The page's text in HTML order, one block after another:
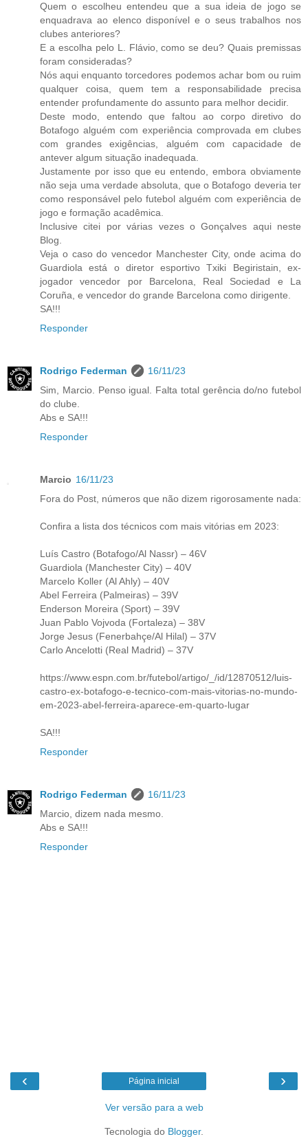
Quem o escolheu entendeu que a sua ideia de jogo se
enquadrava ao elenco disponível e o seus trabalhos nos
clubes anteriores?
E a escolha pelo L. Flávio, como se deu? Quais premissas
foram consideradas?
Nós aqui enquanto torcedores podemos achar bom ou ruim
qualquer coisa, quem tem a responsabilidade precisa
entender profundamente do assunto para melhor decidir.
Deste modo, entendo que faltou ao corpo diretivo do
Botafogo alguém com experiência comprovada em clubes
com grandes exigências, alguém com capacidade de
antever algum situação inadequada.
Justamente por isso que eu entendo, embora obviamente
não seja uma verdade absoluta, que o Botafogo deveria ter
como responsável pelo futebol alguém com experiência de
jogo e formação acadêmica.
Inclusive citei por várias vezes o Gonçalves aqui neste
Blog.
Veja o caso do vencedor Manchester City, onde acima do
Guardiola está o diretor esportivo Txiki Begiristain, ex-
jogador vencedor por Barcelona, Real Sociedad e La
Coruña, e vencedor do grande Barcelona como dirigente.
SA!!!
Responder
Rodrigo Federman
16/11/23
Sim, Marcio. Penso igual. Falta total gerência do/no futebol
do clube.
Abs e SA!!!
Responder
Marcio 16/11/23
Fora do Post, números que não dizem rigorosamente nada:
Confira a lista dos técnicos com mais vitórias em 2023:
Luís Castro (Botafogo/Al Nassr) – 46V
Guardiola (Manchester City) – 40V
Marcelo Koller (Al Ahly) – 40V
Abel Ferreira (Palmeiras) – 39V
Enderson Moreira (Sport) – 39V
Juan Pablo Vojvoda (Fortaleza) – 38V
Jorge Jesus (Fenerbahçe/Al Hilal) – 37V
Carlo Ancelotti (Real Madrid) – 37V
https://www.espn.com.br/futebol/artigo/_/id/12870512/luis-
castro-ex-botafogo-e-tecnico-com-mais-vitorias-no-mundo-
em-2023-abel-ferreira-aparece-em-quarto-lugar
SA!!!
Responder
Rodrigo Federman
16/11/23
Marcio, dizem nada mesmo.
Abs e SA!!!
Responder
‹ ›
Página inicial
Ver versão para a web
Tecnologia do Blogger.